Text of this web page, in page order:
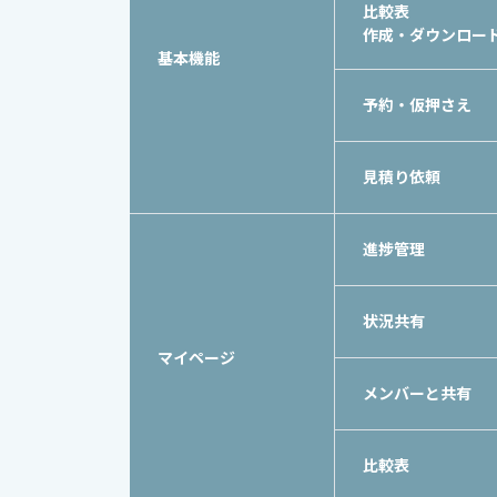
基本機能
比較表
作成・ ダウンロー
予約・仮押さえ
見積り依頼
マイページ
進捗管理
状況共有
メンバーと共有
比較表